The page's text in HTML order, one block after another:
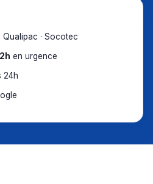
Qualipac · Socotec
en urgence
24h